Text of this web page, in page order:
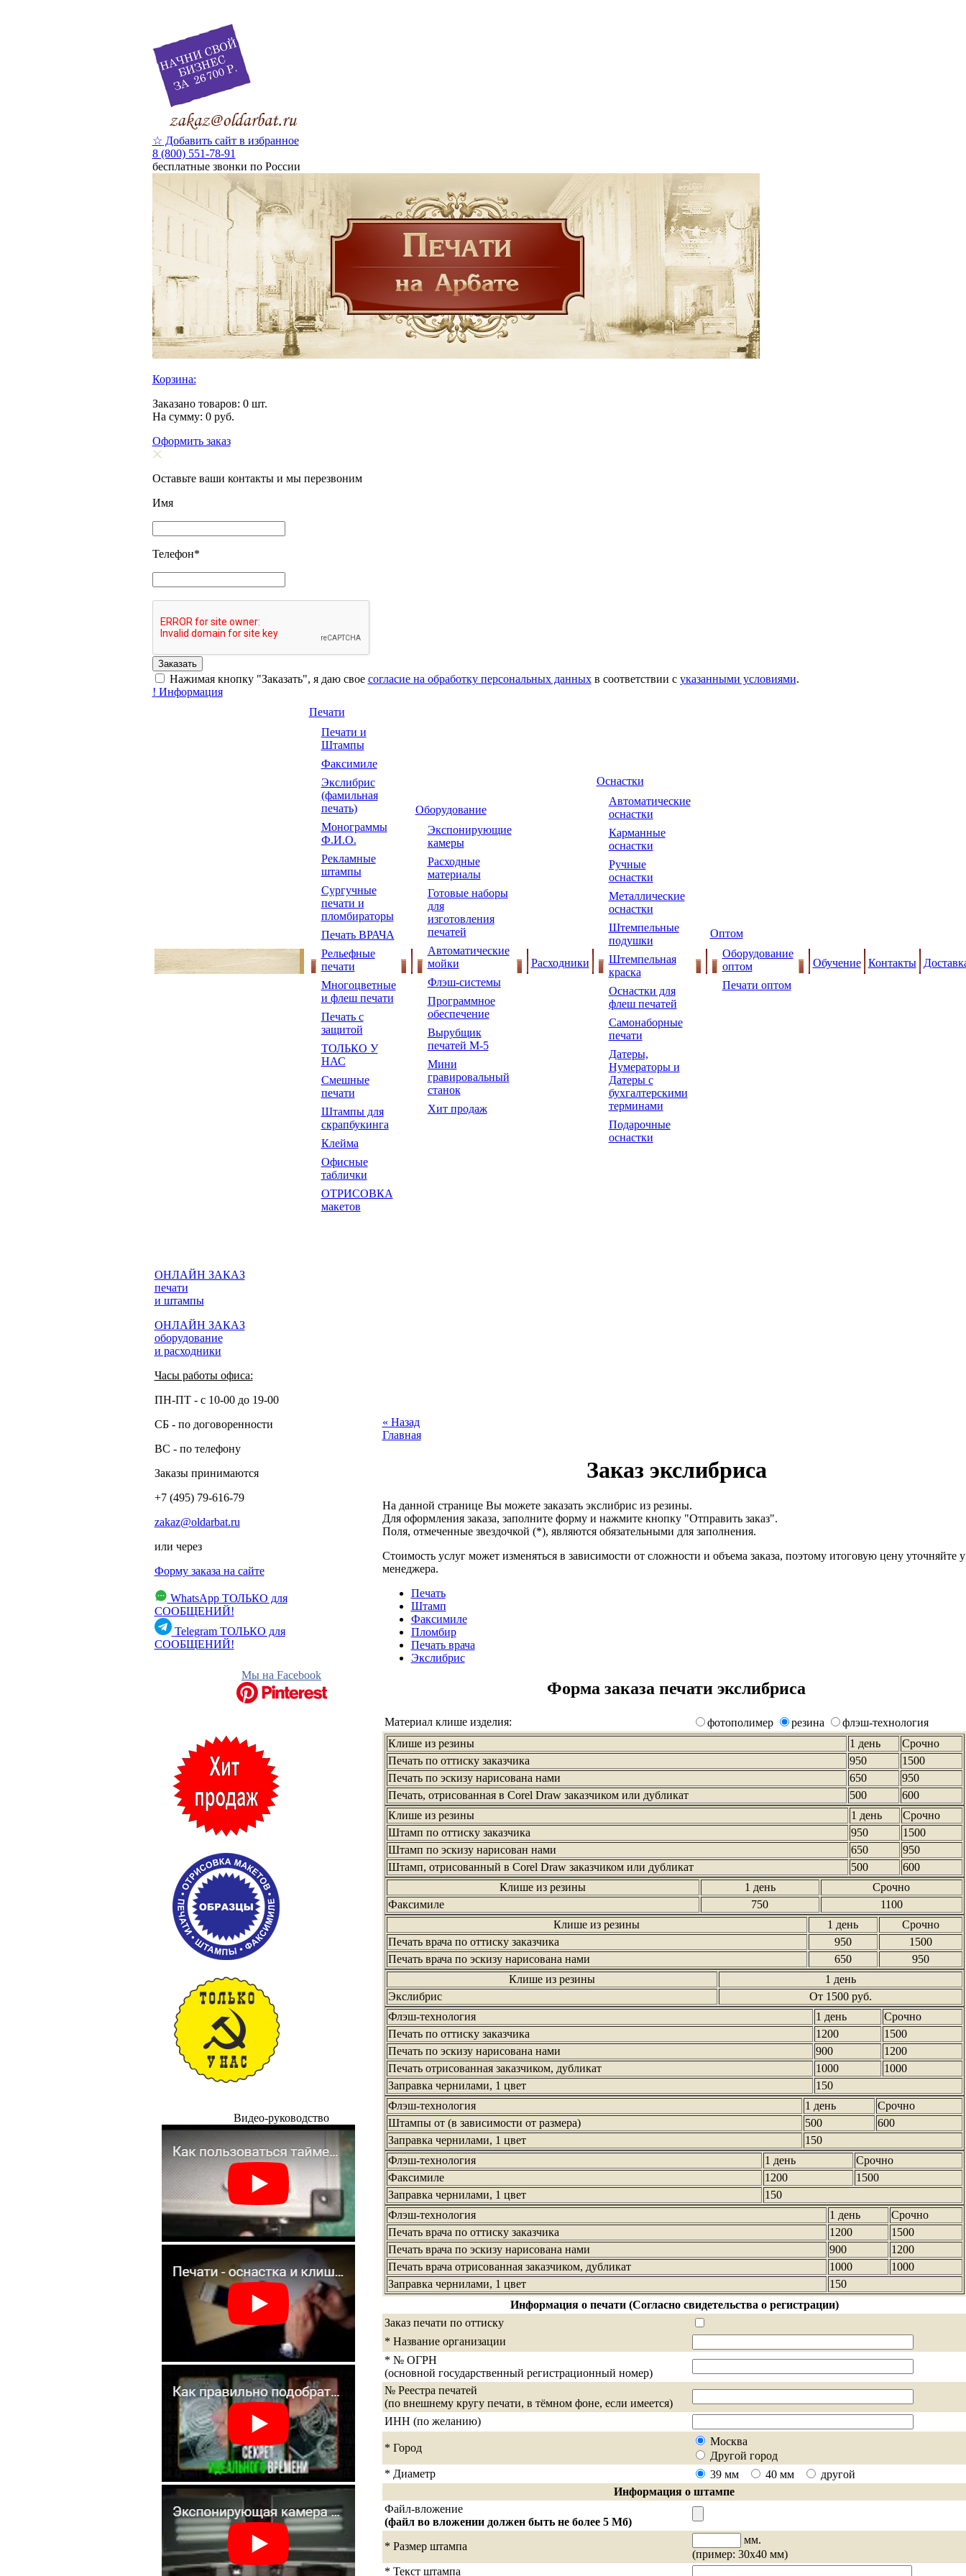
☆ Добавить сайт в избранное
8 (800) 551-78-91
бесплатные звонки по России
Корзина:
Заказано товаров: 0шт.
На сумму: 0руб.
Оформить заказ
Оставьте ваши контакты и мы перезвоним
Имя
Телефон*
Нажимая кнопку "Заказать", я даю свое согласие на обработку персональных данныхв соответствии с указанными условиями.
! Информация
Печати
Печати и
Штампы
Факсимиле
Экслибрис
(фамильная
печать)
Монограммы
Ф.И.О.
Рекламные
штампы
Сургучные
печати и
пломбираторы
Печать ВРАЧА
Рельефные
печати
Многоцветные
и флеш печати
Печать с
защитой
ТОЛЬКО У
НАС
Смешные
печати
Штампы для
скрапбукинга
Клейма
Офисные
таблички
ОТРИСОВКА
макетов
Оборудование
Экспонирующие
камеры
Расходные
материалы
Готовые наборы
для
изготовления
печатей
Автоматические
мойки
Флэш-системы
Программное
обеспечение
Вырубщик
печатей М-5
Мини
гравировальный
станок
Хит продаж
Расходники
Оснастки
Автоматические
оснастки
Карманные
оснастки
Ручные
оснастки
Металлические
оснастки
Штемпельные
подушки
Штемпельная
краска
Оснастки для
флеш печатей
Самонаборные
печати
Датеры,
Нумераторы и
Датеры с
бухгалтерскими
терминами
Подарочные
оснастки
Оптом
Оборудование
оптом
Печати оптом
Обучение Контакты
ОНЛАЙН ЗАКАЗ
печати
и штампы
ОНЛАЙН ЗАКАЗ
оборудование
и расходники
Часы работы офиса:
ПН-ПТ - с 10-00 до 19-00
СБ - по договоренности
ВС - по телефону
Заказы принимаются
+7 (495) 79-616-79
zakaz@oldarbat.ru
или через
Форму заказа на сайте
WhatsAppТОЛЬКО для
СООБЩЕНИЙ!
TelegramТОЛЬКО для
СООБЩЕНИЙ!
Мы на Facebook
Видео-руководство
« Назад
Главная
Заказ экслибриса
На данной странице Вы можете заказать экслибрис из резины.
Для оформления заказа, заполните форму и нажмите кнопку "Отправить заказ".
Поля, отмеченные звездочкой (*), являются обязательными для заполнения.
Стоимость услуг может изменяться в зависимости от сложности и объема заказа, поэтому итоговую цену уточняйте у
менеджера.
Печать
Штамп
Факсимиле
Пломбир
Печать врача
Экслибрис
Форма заказа печати экслибриса
Материал клише изделия: фотополимер резина
флэш-технология
Клише из резины
1 день
Срочно
Печать по оттиску заказчика
950
1500
Печать по эскизу нарисована нами
650
950
Печать, отрисованная в Corel Draw заказчиком или дубликат
500
600
Клише из резины
1 день
Срочно
Штамп по оттиску заказчика
950
1500
Штамп по эскизу нарисован нами
650
950
Штамп, отрисованный в Corel Draw заказчиком или дубликат
500
600
Клише из резины
1 день
Срочно
Факсимиле
750
1100
Клише из резины
1 день
Срочно
Печать врача по оттиску заказчика
950
1500
Печать врача по эскизу нарисована нами
650
950
Клише из резины
1 день
Экслибрис
От 1500 руб.
Флэш-технология
1 день
Срочно
Печать по оттиску заказчика
1200
1500
Печать по эскизу нарисована нами
900
1200
Печать отрисованная заказчиком, дубликат
1000
1000
Заправка чернилами, 1 цвет
150
Флэш-технология
1 день
Срочно
Штампы от (в зависимости от размера)
500
600
Заправка чернилами, 1 цвет
150
Флэш-технология
1 день
Срочно
Факсимиле
1200
1500
Заправка чернилами, 1 цвет
150
Флэш-технология
1 день
Срочно
Печать врача по оттиску заказчика
1200
1500
Печать врача по эскизу нарисована нами
900
1200
Печать врача отрисованная заказчиком, дубликат
1000
1000
Заправка чернилами, 1 цвет
150
Информация о печати (Согласно свидетельства о регистрации)
Заказ печати по оттиску
* Название организации
* № ОГРН
(основной государственный регистрационный номер)
№ Реестра печатей
(по внешнему кругу печати, в тёмном фоне, если имеется)
ИНН (по желанию)
* Город
Москва
Другой город
* Диаметр
39 мм 40 мм
другой
Информация о штампе
Файл-вложение
(файл во вложении должен быть не более 5 Мб)
* Размер штампа
мм.
(пример: 30х40 мм)
* Текст штампа